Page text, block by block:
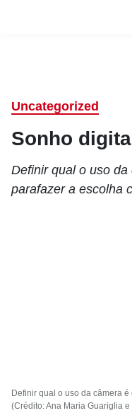
Uncategorized
Sonho
Definir qual o uso
parafazer a escolha
Definir qual o uso da câmera
(Crédito: Ana Maria Guariglia